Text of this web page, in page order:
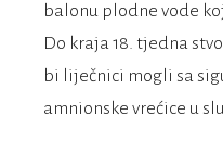
balonu plodne vode
Do kraja 18. tjedna
bi liječnici mogli sa
amnionske vrećice u